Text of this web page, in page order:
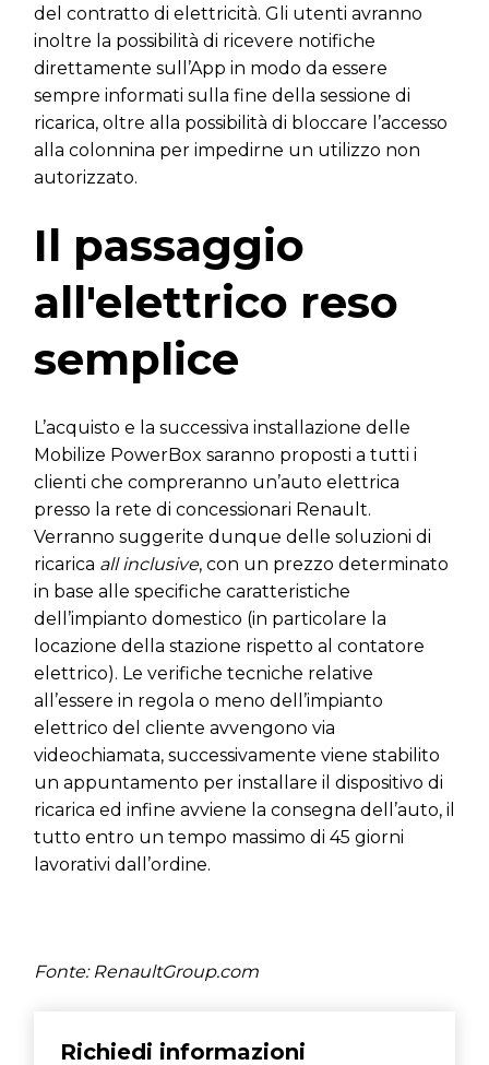
del contratto di elettricità. Gli utenti avranno
inoltre la possibilità di ricevere notifiche
direttamente sull’App in modo da essere
sempre informati sulla fine della sessione di
ricarica, oltre alla possibilità di bloccare l’accesso
alla colonnina per impedirne un utilizzo non
autorizzato.
Il passaggio
all'elettrico reso
semplice
L’acquisto e la successiva installazione delle
Mobilize PowerBox saranno proposti a tutti i
clienti che compreranno un’auto elettrica
presso la rete di concessionari Renault.
Verranno suggerite dunque delle soluzioni di
ricarica all inclusive, con un prezzo determinato
in base alle specifiche caratteristiche
dell’impianto domestico (in particolare la
locazione della stazione rispetto al contatore
elettrico). Le verifiche tecniche relative
all’essere in regola o meno dell’impianto
elettrico del cliente avvengono via
videochiamata, successivamente viene stabilito
un appuntamento per installare il dispositivo di
ricarica ed infine avviene la consegna dell’auto, il
tutto entro un tempo massimo di 45 giorni
lavorativi dall’ordine.
Fonte: RenaultGroup.com
Richiedi informazioni